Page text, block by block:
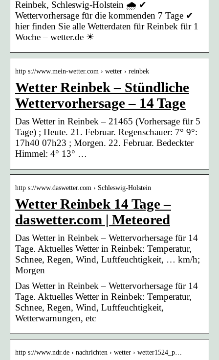
Reinbek, Schleswig-Holstein 🌧️ ✔
Wettervorhersage für die kommenden 7 Tage ✔
hier finden Sie alle Wetterdaten für Reinbek für 1
Woche – wetter.de ☀
http s://www.mein-wetter.com › wetter › reinbek
Wetter Reinbek – Stündliche
Wettervorhersage – 14 Tage
Das Wetter in Reinbek – 21465 (Vorhersage für 5
Tage) ; Heute. 21. Februar. Regenschauer: 7° 9°:
17h40 07h23 ; Morgen. 22. Februar. Bedeckter
Himmel: 4° 13° …
http s://www.daswetter.com › Schleswig-Holstein
Wetter Reinbek 14 Tage –
daswetter.com | Meteored
Das Wetter in Reinbek – Wettervorhersage für 14
Tage. Aktuelles Wetter in Reinbek: Temperatur,
Schnee, Regen, Wind, Luftfeuchtigkeit, … km/h;
Morgen
Das Wetter in Reinbek – Wettervorhersage für 14
Tage. Aktuelles Wetter in Reinbek: Temperatur,
Schnee, Regen, Wind, Luftfeuchtigkeit,
Wetterwarnungen, etc
http s://www.ndr.de › nachrichten › wetter › wetter1524_p…